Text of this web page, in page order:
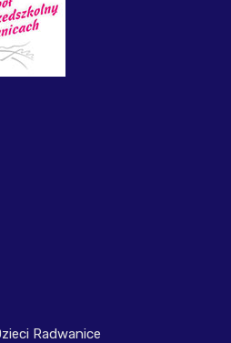
Radwanice